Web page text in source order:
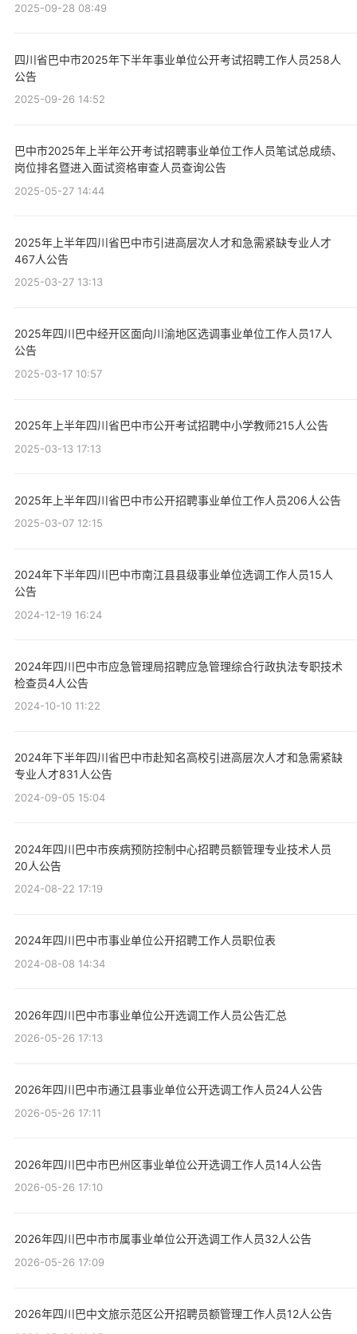
2025-09-28 08:49
四川省巴中市2025年下半年事业单位公开考试招聘工作人员258人
公告
2025-09-26 14:52
巴中市2025年上半年公开考试招聘事业单位工作人员笔试总成绩、
岗位排名暨进入面试资格审查人员查询公告
2025-05-27 14:44
2025年上半年四川省巴中市引进高层次人才和急需紧缺专业人才
467人公告
2025-03-27 13:13
2025年四川巴中经开区面向川渝地区选调事业单位工作人员17人
公告
2025-03-17 10:57
2025年上半年四川省巴中市公开考试招聘中小学教师215人公告
2025-03-13 17:13
2025年上半年四川省巴中市公开招聘事业单位工作人员206人公告
2025-03-07 12:15
2024年下半年四川巴中市南江县县级事业单位选调工作人员15人
公告
2024-12-19 16:24
2024年四川巴中市应急管理局招聘应急管理综合行政执法专职技术
检查员4人公告
2024-10-10 11:22
2024年下半年四川省巴中市赴知名高校引进高层次人才和急需紧缺
专业人才831人公告
2024-09-05 15:04
2024年四川巴中市疾病预防控制中心招聘员额管理专业技术人员
20人公告
2024-08-22 17:19
2024年四川巴中市事业单位公开招聘工作人员职位表
2024-08-08 14:34
2026年四川巴中市事业单位公开选调工作人员公告汇总
2026-05-26 17:13
2026年四川巴中市通江县事业单位公开选调工作人员24人公告
2026-05-26 17:11
2026年四川巴中市巴州区事业单位公开选调工作人员14人公告
2026-05-26 17:10
2026年四川巴中市市属事业单位公开选调工作人员32人公告
2026-05-26 17:09
2026年四川巴中文旅示范区公开招聘员额管理工作人员12人公告